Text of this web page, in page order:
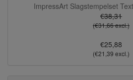
ImpressArt Slagstempelset
€38,31
(€31,66 excl.)
€25,88
(€21,39 excl.)